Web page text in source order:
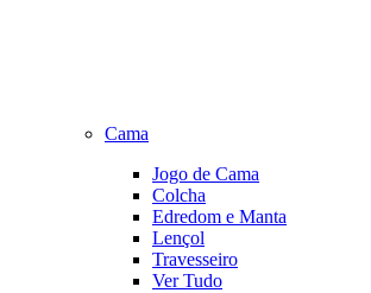
Cama
Jogo de Cama
Colcha
Edredom e Manta
Lençol
Travesseiro
Ver Tudo